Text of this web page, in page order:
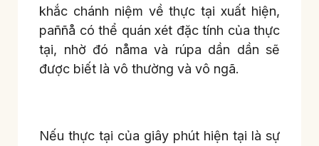
khắc chánh niệm về thực tại xuất hiện,
paññå có thể quán xét đặc tính của thực
tại, nhờ đó nåma và rúpa dần dần sẽ
được biết là vô thường và vô ngã.
Nếu thực tại của giây phút hiện tại là sự